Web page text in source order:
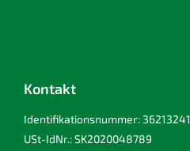
Kontakt
Identifikationsnummer: 36213241
USt-IdNr.: SK2020048789